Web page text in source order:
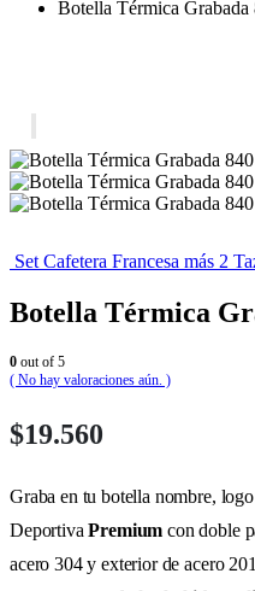
Botella Térmica Grabada
Set Cafetera Francesa más 2
Botella Térmica
0 out of 5
( No hay valoraciones aún. )
$19.560
Graba en tu botella nombre,
DeportivaPremium con doble
acero 304 y exterior de acero